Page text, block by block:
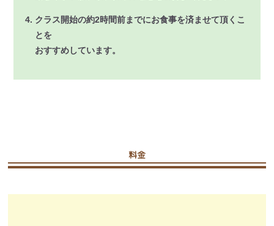
クラス開始の約2時間前までにお食事を済ませて頂くこ
とを
おすすめしています。
料金